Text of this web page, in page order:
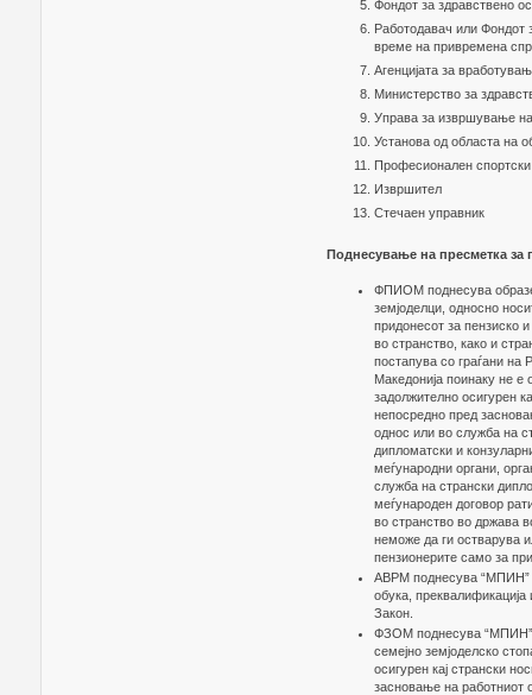
Фондот за здравствено
Работодавач или Фондот
време на привремена
Агенцијата за
Министерство за
Управа за извршување
Установа од областа на
Професионален спортски
Извршител
Стечаен управник
Поднесување на пресметка за
ФПИОМ поднесува
земјоделци, односно
придонесот за пензиско
во странство, како и
постапува со граѓани на
Македонија поинаку не е
задолжително осигурен
непосредно пред
однос или во служба на
дипломатски и
меѓународни органи,
служба на странски
меѓународен договор
во странство во држава
неможе да ги остварува
пензионерите само за
АВРМ поднесува “МПИН”
обука,
Закон.
ФЗОМ поднесува “МПИН”
семејно земјоделско
осигурен кај странски
засновање на работниот